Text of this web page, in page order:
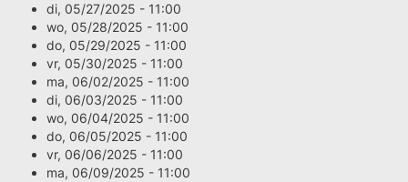
di, 05/27/2025 - 11:00
wo, 05/28/2025 - 11:00
do, 05/29/2025 - 11:00
vr, 05/30/2025 - 11:00
ma, 06/02/2025 - 11:00
di, 06/03/2025 - 11:00
wo, 06/04/2025 - 11:00
do, 06/05/2025 - 11:00
vr, 06/06/2025 - 11:00
ma, 06/09/2025 - 11:00